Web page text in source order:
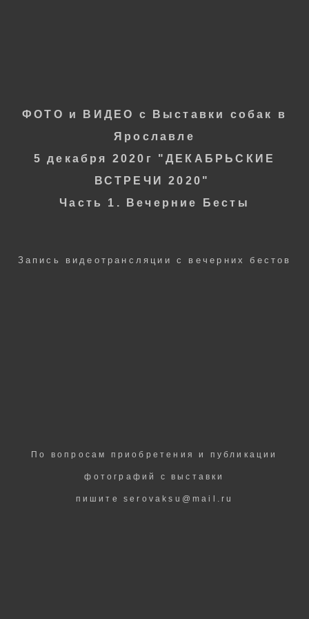
ФОТО и ВИДЕО с
Выставки собак в
Ярославле
5 декабря 2020г
"ДЕКАБРЬСКИЕ
ВСТРЕЧИ 2020"
Часть 1. Вечерние Б есты
Запись видеотрансляции с вечерних бестов
По вопросам приобретения и публикации
фотографий с выставки
пишите serovaksu@mail.ru